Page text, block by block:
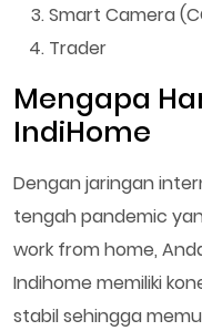
Smart Camera
Trader
Mengapa
IndiHome
Dengan jaringan
tengah pandemic
work from home,
Indihome memiliki
stabil sehingga